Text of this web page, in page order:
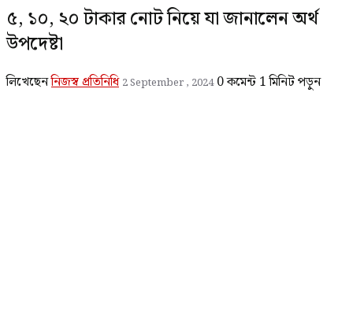
৫, ১০, ২০ টাকার নোট নিয়ে যা জানালেন অর্থ
উপদেষ্টা
লিখেছেননিজস্ব প্রতিনিধি 2 September , 2024 0 কমেন্ট 1 মিনিট পড়ুন